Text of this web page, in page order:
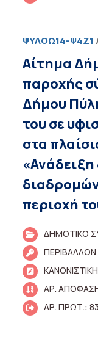
ΨΥΛΟΩ14-Ψ4Ζ1
Αίτημα
παροχής
Δήμου
του σε
στα
περιοχή
ΔΗΜΟΤΙΚΟ
ΠΕΡΙΒΑΛΛΟΝ
ΑΡ.
ΑΡ. ΠΡΩΤ.: